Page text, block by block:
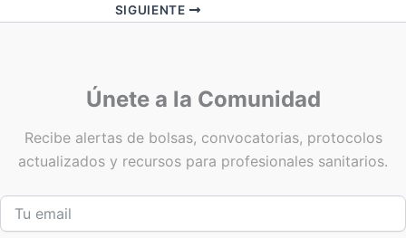
SIGUIENTE
Únete a la Comunidad
Recibe alertas de bolsas, convocatorias, protocolos
actualizados y recursos para profesionales sanitarios.